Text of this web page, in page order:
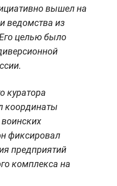
вышел на
ведомства из
целью было
куратора
координаты
фиксировал
предприятий
комплекса на